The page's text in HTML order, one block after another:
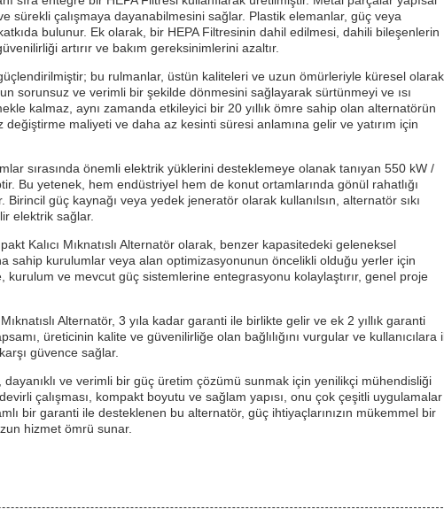
sürekli çalışmaya dayanabilmesini sağlar. Plastik elemanlar, güç veya
bulunur. Ek olarak, bir HEPA Filtresinin dahil edilmesi, dahili bileşenlerin
artırır ve bakım gereksinimlerini azaltır.
güçlendirilmiştir; bu rulmanlar, üstün kaliteleri ve uzun ömürleriyle küresel olarak
sorunsuz ve verimli bir şekilde dönmesini sağlayarak sürtünmeyi ve ısı
kalmaz, aynı zamanda etkileyici bir 20 yıllık ömre sahip olan alternatörün
maliyeti ve daha az kesinti süresi anlamına gelir ve yatırım için
sırasında önemli elektrik yüklerini desteklemeye olanak tanıyan 550 kW /
Bu yetenek, hem endüstriyel hem de konut ortamlarında gönül rahatlığı
güç kaynağı veya yedek jeneratör olarak kullanılsın, alternatör sıkı
elektrik sağlar.
Kalıcı Mıknatıslı Alternatör olarak, benzer kapasitedeki geleneksel
sahip kurulumlar veya alan optimizasyonunun öncelikli olduğu yerler için
kurulum ve mevcut güç sistemlerine entegrasyonu kolaylaştırır, genel proje
Alternatör, 3 yıla kadar garanti ile birlikte gelir ve ek 2 yıllık garanti
üreticinin kalite ve güvenilirliğe olan bağlılığını vurgular ve kullanıcılara
güvence sağlar.
dayanıklı ve verimli bir güç üretim çözümü sunmak için yenilikçi mühendisliği
çalışması, kompakt boyutu ve sağlam yapısı, onu çok çeşitli uygulamalar
bir garanti ile desteklenen bu alternatör, güç ihtiyaçlarınızın mükemmel bir
hizmet ömrü sunar.